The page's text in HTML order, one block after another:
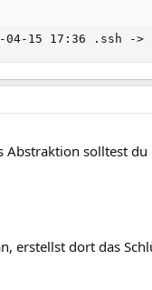
04-15 17:36 .ssh -
solltest
erstellst dort das